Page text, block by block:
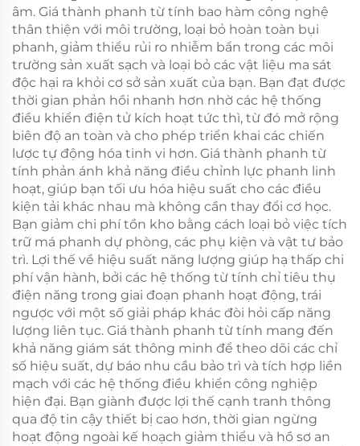
âm. Giá thành phanh từ tính bao hàm công nghệ
thân thiện với môi trường, loại bỏ hoàn toàn bụi
phanh, giảm thiểu rủi ro nhiễm bẩn trong các môi
trường sản xuất sạch và loại bỏ các vật liệu ma sát
độc hại ra khỏi cơ sở sản xuất của bạn. Bạn đạt được
thời gian phản hồi nhanh hơn nhờ các hệ thống
điều khiển điện tử kích hoạt tức thì, từ đó mở rộng
biên độ an toàn và cho phép triển khai các chiến
lược tự động hóa tinh vi hơn. Giá thành phanh từ
tính phản ánh khả năng điều chỉnh lực phanh linh
hoạt, giúp bạn tối ưu hóa hiệu suất cho các điều
kiện tải khác nhau mà không cần thay đổi cơ học.
Bạn giảm chi phí tồn kho bằng cách loại bỏ việc tích
trữ má phanh dự phòng, các phụ kiện và vật tư bảo
trì. Lợi thế về hiệu suất năng lượng giúp hạ thấp chi
phí vận hành, bởi các hệ thống từ tính chỉ tiêu thụ
điện năng trong giai đoạn phanh hoạt động, trái
ngược với một số giải pháp khác đòi hỏi cấp năng
lượng liên tục. Giá thành phanh từ tính mang đến
khả năng giám sát thông minh để theo dõi các chỉ
số hiệu suất, dự báo nhu cầu bảo trì và tích hợp liền
mạch với các hệ thống điều khiển công nghiệp
hiện đại. Bạn giành được lợi thế cạnh tranh thông
qua độ tin cậy thiết bị cao hơn, thời gian ngừng
hoạt động ngoài kế hoạch giảm thiểu và hồ sơ an